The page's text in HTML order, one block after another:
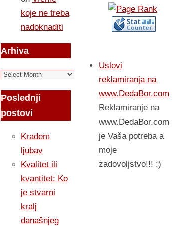
koje ne treba
nadoknaditi
Arhiva
Arhiva
Poslednji
postovi
Kradem
ljubav
Kvalitet ili
kvantitet: Ko
je stvarni
kralj
današnjeg
Uslovi
reklamiranja na
www.DedaBor.com
Reklamiranje na
www.DedaBor.com
je Vaša potreba a
moje
zadovoljstvo!!! :)